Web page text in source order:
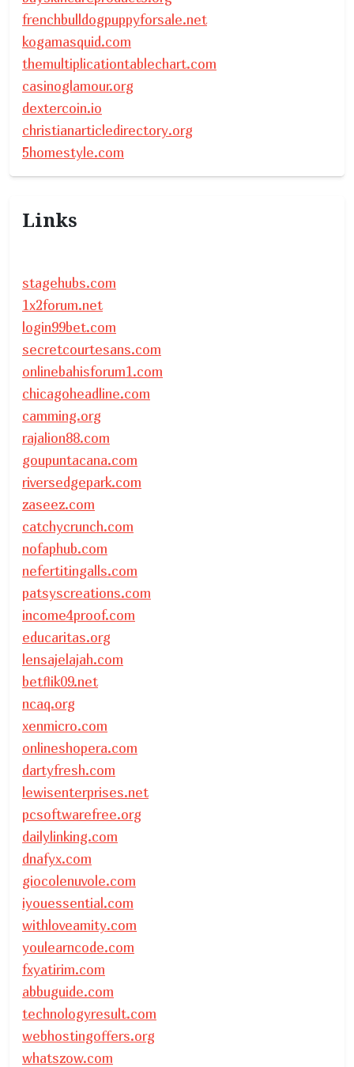
frenchbulldogpuppyforsale.net
kogamasquid.com
themultiplicationtablechart.com
casinoglamour.org
dextercoin.io
christianarticledirectory.org
5homestyle.com
Links
stagehubs.com
1x2forum.net
login99bet.com
secretcourtesans.com
onlinebahisforum1.com
chicagoheadline.com
camming.org
rajalion88.com
goupuntacana.com
riversedgepark.com
zaseez.com
catchycrunch.com
nofaphub.com
nefertitingalls.com
patsyscreations.com
income4proof.com
educaritas.org
lensajelajah.com
betflik09.net
ncaq.org
xenmicro.com
onlineshopera.com
dartyfresh.com
lewisenterprises.net
pcsoftwarefree.org
dailylinking.com
dnafyx.com
giocolenuvole.com
iyouessential.com
withloveamity.com
youlearncode.com
fxyatirim.com
abbuguide.com
technologyresult.com
webhostingoffers.org
whatszow.com